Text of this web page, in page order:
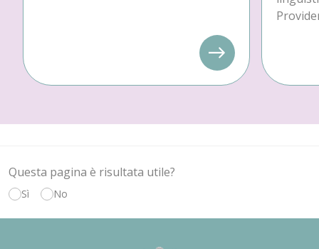
Questa pagina è risultata utile?
Sì No